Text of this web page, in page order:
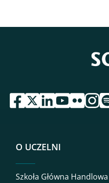
przejdź do serwisu
przejdź do serwisu
przejdź do serwisu
przejdź do
przejdź do
O UCZELNI
Szkoła Główna Handlowa